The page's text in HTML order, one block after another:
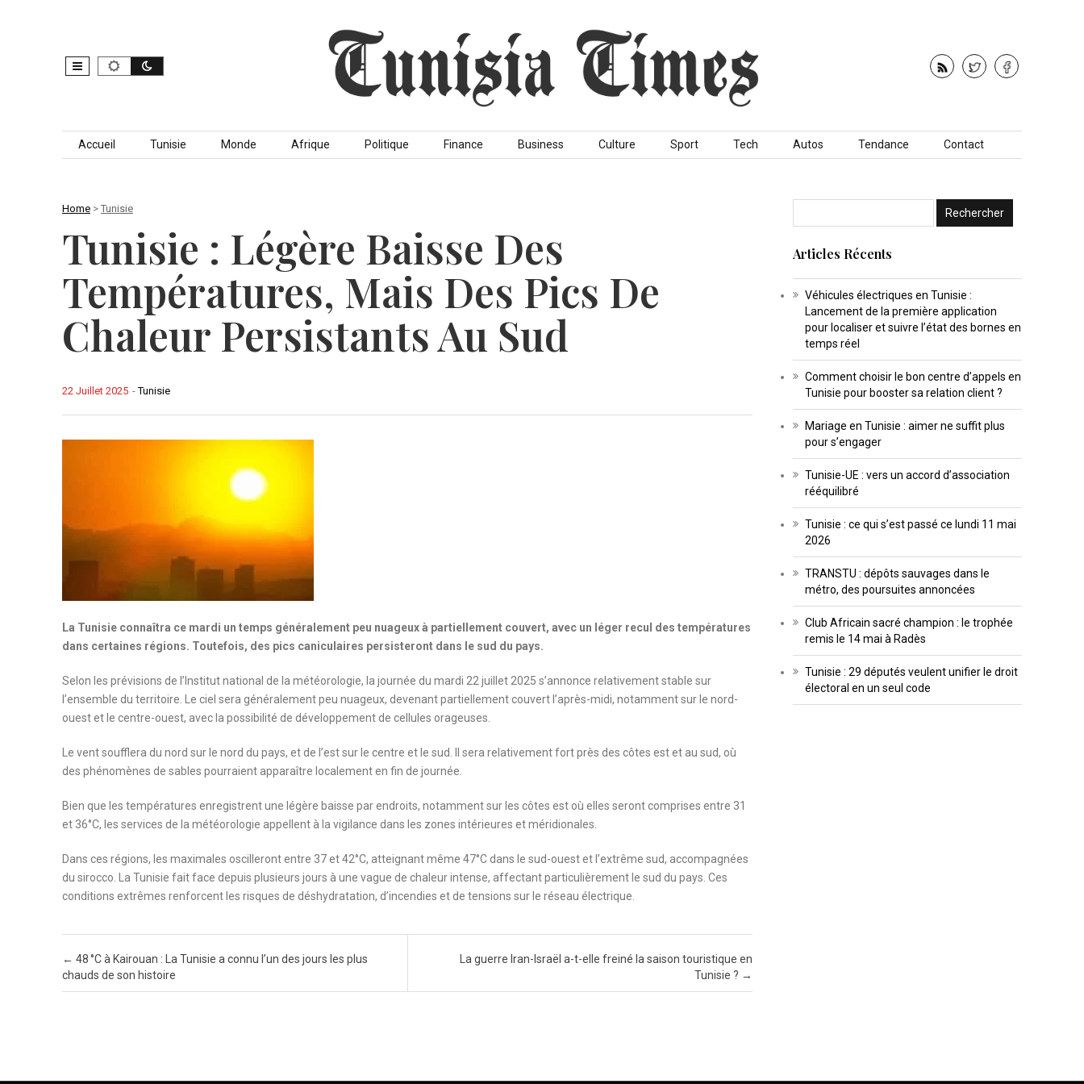
Skip to content
Accueil Tunisie Monde Afrique Politique Finance Business Culture Sport Tech Autos Tendance Contact
Home > Tunisie
Tunisie : Légère Baisse Des
Températures, Mais Des Pics De
Chaleur Persistants Au Sud
-Tunisie
22 Juillet 2025
La Tunisie connaîtra ce mardi un temps généralement peu nuageux à partiellement couvert, avec un léger recul des températures
dans certaines régions. Toutefois, des pics caniculaires persisteront dans le sud du pays.
Selon les prévisions de l’Institut national de la météorologie, la journée du mardi 22 juillet 2025 s’annonce relativement stable sur
l’ensemble du territoire. Le ciel sera généralement peu nuageux, devenant partiellement couvert l’après-midi, notamment sur le nord-
ouest et le centre-ouest, avec la possibilité de développement de cellules orageuses.
Le vent soufflera du nord sur le nord du pays, et de l’est sur le centre et le sud. Il sera relativement fort près des côtes est et au sud, où
des phénomènes de sables pourraient apparaître localement en fin de journée.
Bien que les températures enregistrent une légère baisse par endroits, notamment sur les côtes est où elles seront comprises entre 31
et 36°C, les services de la météorologie appellent à la vigilance dans les zones intérieures et méridionales.
Dans ces régions, les maximales oscilleront entre 37 et 42°C, atteignant même 47°C dans le sud-ouest et l’extrême sud, accompagnées
du sirocco. La Tunisie fait face depuis plusieurs jours à une vague de chaleur intense, affectant particulièrement le sud du pays. Ces
conditions extrêmes renforcent les risques de déshydratation, d’incendies et de tensions sur le réseau électrique.
Post navigation
← 48 °C à Kairouan : La Tunisie a connu l’un des jours les plus
chauds de son histoire
La guerre Iran-Israël a-t-elle freiné la saison touristique en
Tunisie ? →
Articles Récents
Véhicules électriques en Tunisie :
Lancement de la première application
pour localiser et suivre l’état des bornes en
temps réel
Comment choisir le bon centre d’appels en
Tunisie pour booster sa relation client ?
Mariage en Tunisie : aimer ne suffit plus
pour s’engager
Tunisie-UE : vers un accord d’association
rééquilibré
Tunisie : ce qui s’est passé ce lundi 11 mai
2026
TRANSTU : dépôts sauvages dans le
métro, des poursuites annoncées
Club Africain sacré champion : le trophée
remis le 14 mai à Radès
Tunisie : 29 députés veulent unifier le droit
électoral en un seul code